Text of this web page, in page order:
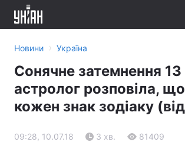
Новини › Україна
Сонячне затемнення
астролог розповіла,
кожен знак зодіаку
09:28, 10.07.18 3 хв. 81409